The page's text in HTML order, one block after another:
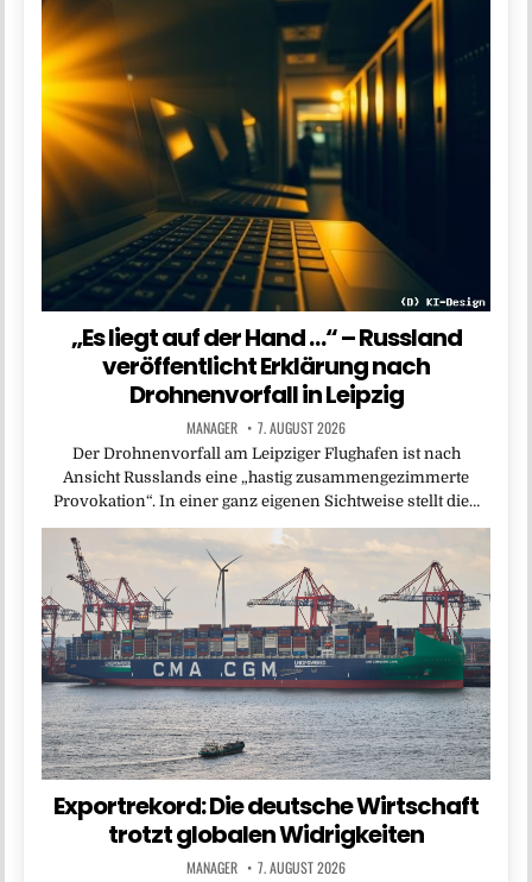
„Es liegt auf der Hand …“ – Russland
veröffentlicht Erklärung nach
Drohnenvorfall in Leipzig
MANAGER 7. AUGUST 2026
Der Drohnenvorfall am Leipziger Flughafen ist nach
Ansicht Russlands eine „hastig zusammengezimmerte
Provokation“. In einer ganz eigenen Sichtweise stellt die…
Exportrekord: Die deutsche Wirtschaft
trotzt globalen Widrigkeiten
MANAGER 7. AUGUST 2026